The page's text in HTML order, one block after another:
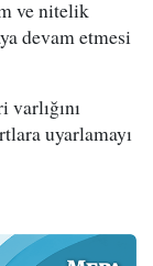
ve nitelik
devam etmesi
uyarlamayı